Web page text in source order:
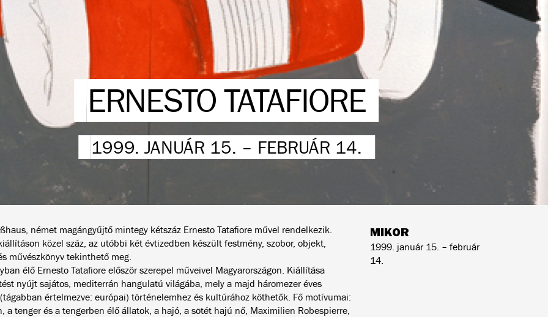
ERNESTO TATAFIORE
1999. JANUÁR 15. – FEBRUÁR 14.
MIKOR
1999. január 15. – február
14.
német magángyűjtő mintegy kétszáz Ernesto Tatafiore művel rendelkezik.
közel száz, az utóbbi két évtizedben készült festmény, szobor, objekt,
művészkönyv tekinthető meg.
élő Ernesto Tatafiore először szerepel műveivel Magyarországon. Kiállítása
nyújt sajátos, mediterrán hangulatú világába, mely a majd háromezer éves
értelmezve: európai) történelemhez és kultúrához köthetők. Fő motívumai:
a tenger és a tengerben élő állatok, a hajó, a sötét hajú nő, Maximilien Robespierre,